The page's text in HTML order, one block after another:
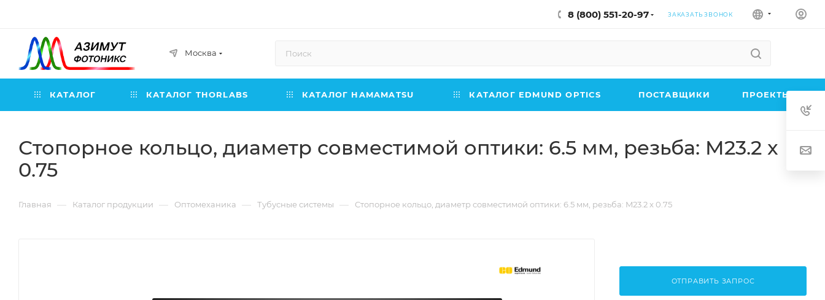
8 (800) 551-20-97 ЗАКАЗАТЬ ЗВОНОК
Москва
КАТАЛОГ КАТАЛОГ THORLABS КАТАЛОГ HAMAMATSU КАТАЛОГ EDMUND OPTICS ПОСТАВЩИКИ ПРОЕКТЫ
Стопорное кольцо, диаметр совместимой оптики: 6.5 мм, резьба: M23.2 x
0.75
Главная — Каталог продукции — Оптомеханика — Тубусные системы — Стопорное кольцо, диаметр совместимой оптики: 6.5 мм, резьба: M23.2 x 0.75
ОТПРАВИТЬ ЗАПРОС